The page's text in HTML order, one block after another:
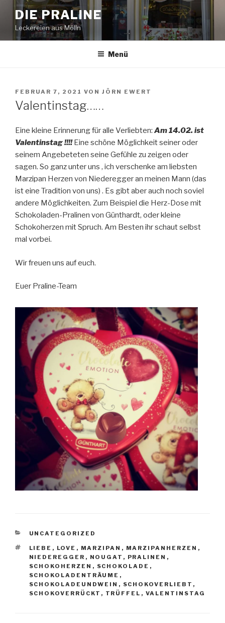
Inhalt
springen
DIE PRALINE
Leckereien aus Mölln
Menü
VERÖFFENTLICHT
AM
FEBRUAR 7, 2021 VON JÖRN EWERT
Valentinstag……
Eine kleine Erinnerung für alle Verliebten: Am 14.02. ist
Valentinstag !!!!Eine schöne Möglichkeit seiner oder
seinem Angebeteten seine Gefühle zu zeigen oder
sagen. So ganz unter uns , ich verschenke am liebsten
Marzipan Herzen von Niederegger an meinen Mann (das
ist eine Tradition von uns) . Es gibt aber auch noch soviel
andere Möglichkeiten. Zum Beispiel die Herz-Dose mit
Schokoladen-Pralinen von Günthardt, oder kleine
Schokoherzen mit Spruch. Am Besten ihr schaut selbst
mal vorbei.
Wir freuen uns auf euch.
Euer Praline-Team
KATEGORIEN
UNCATEGORIZED
SCHLAGWÖRTER
LIEBE , LOVE , MARZIPAN , MARZIPANHERZEN ,
NIEDEREGGER , NOUGAT , PRALINEN ,
SCHOKOHERZEN , SCHOKOLADE ,
SCHOKOLADENTRÄUME ,
SCHOKOLADEUNDWEIN , SCHOKOVERLIEBT ,
SCHOKOVERRÜCKT , TRÜFFEL , VALENTINSTAG